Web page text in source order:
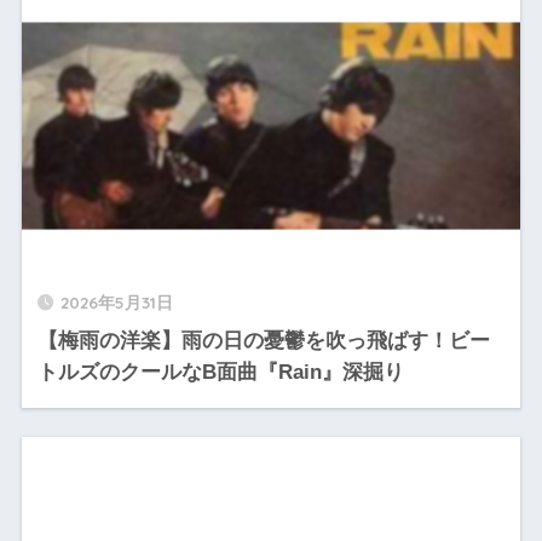
2026年5月31日
【梅雨の洋楽】雨の日の憂鬱を吹っ飛ばす！ビー
トルズのクールなB面曲『Rain』深掘り